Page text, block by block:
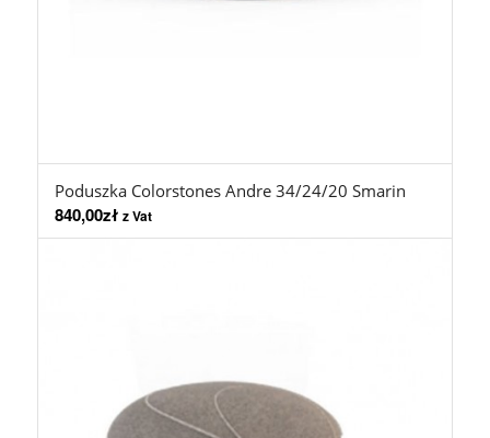
Poduszka Colorstones Andre 34/24/20 Smarin
840,00zł z Vat